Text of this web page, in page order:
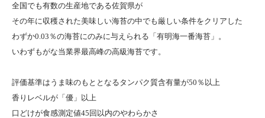
全国でも有数の生産地である佐賀県が
その年に収穫された美味しい海苔の中でも厳しい条件をクリアした
わずか0.03％の海苔にのみに与えられる「有明海一番海苔」。
いわずもがな当業界最高峰の高級海苔です。
評価基準はうま味のもととなるタンパク質含有量が50％以上
香りレベルが「優」以上
口どけが食感測定値45回以内のやわらかさ